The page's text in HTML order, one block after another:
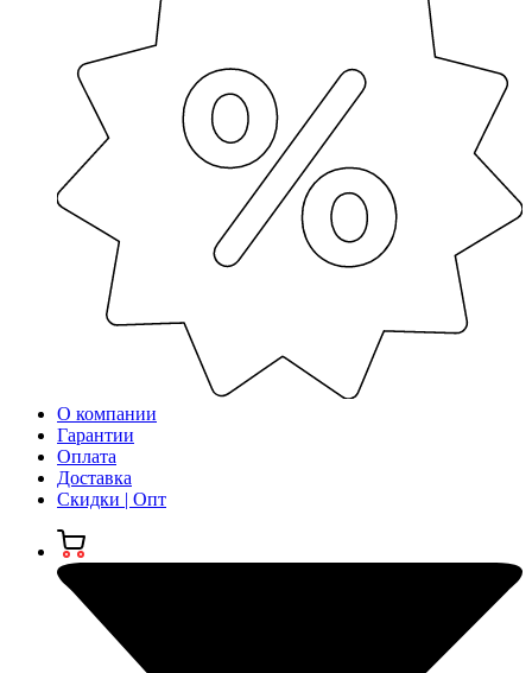
О компании
Гарантии
Оплата
Доставка
Скидки | Опт